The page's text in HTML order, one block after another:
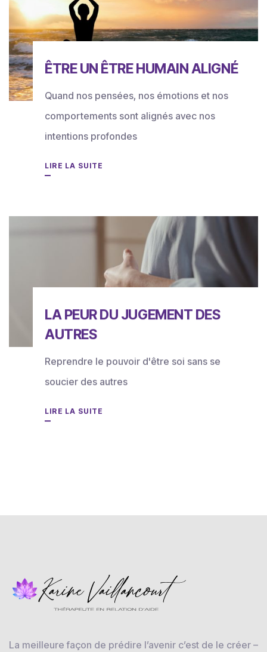
ÊTRE UN ÊTRE HUMAIN ALIGNÉ
Quand nos pensées, nos émotions et nos
comportements sont alignés avec nos
intentions profondes
LIRE LA SUITE
LA PEUR DU JUGEMENT DES
AUTRES
Reprendre le pouvoir d'être soi sans se
soucier des autres
LIRE LA SUITE
La meilleure façon de prédire l’avenir c’est de le créer –